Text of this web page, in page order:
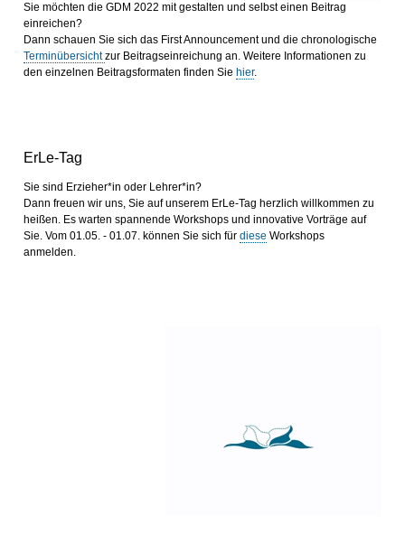
Sie möchten die GDM 2022 mit gestalten und selbst einen Beitrag
einreichen?
Dann schauen Sie sich das First Announcement und die chronologische
Terminübersichtzur Beitragseinreichung an. Weitere Informationen zu
den einzelnen Beitragsformaten finden Sie hier.
ErLe-Tag
Sie sind Erzieher*in oder Lehrer*in?
Dann freuen wir uns, Sie auf unserem ErLe-Tag herzlich willkommen zu
heißen. Es warten spannende Workshops und innovative Vorträge auf
Sie. Vom 01.05. - 01.07. können Sie sich für diese Workshops
anmelden.